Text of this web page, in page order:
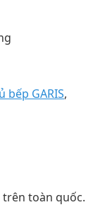
bếp GARIS,
toàn quốc.